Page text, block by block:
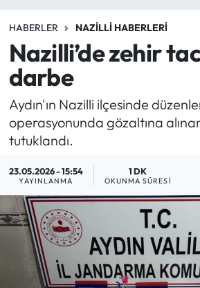
HABERLER NAZILLI HABERLERI
Nazilli’de zehir
darbe
Aydın'ın Nazilli ilçesinde
operasyonunda gözaltına
tutuklandı.
23.05.2026 - 15:54
YAYINLANMA
1 DK
OKUNMA SÜRESI
EĞİTİM
EKONOMİ
GÜNCEL
GÜNDEM
MAGAZİN
SAĞLIK
SİYASET
SPOR
Süper Lig Puan Durumu ve
Tüm Manşetler
Son Dakika Haberleri
Haber Arşivi